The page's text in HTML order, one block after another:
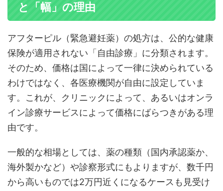
と「幅」の理由
アフターピル（緊急避妊薬）の処方は、公的な健康
保険が適用されない「自由診療」に分類されます。
そのため、価格は国によって一律に決められている
わけではなく、各医療機関が自由に設定していま
す。これが、クリニックによって、あるいはオンラ
イン診療サービスによって価格にばらつきがある理
由です。
一般的な相場としては、薬の種類（国内承認薬か、
海外製かなど）や診察形式にもよりますが、数千円
から高いものでは2万円近くになるケースも見受け